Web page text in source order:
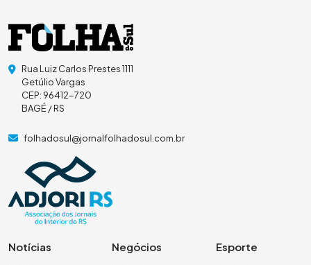
Rua Luiz Carlos Prestes 1111
Getúlio Vargas
CEP: 96412-720
BAGÉ / RS
folhadosul@jornalfolhadosul.com.br
Notícias Negócios Esporte